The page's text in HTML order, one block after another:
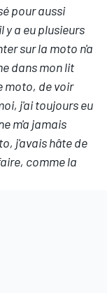
pour aussi
y a eu plusieurs
sur la moto n'a
dans mon lit
moto, de voir
j'ai toujours eu
m'a jamais
j'avais hâte de
comme la